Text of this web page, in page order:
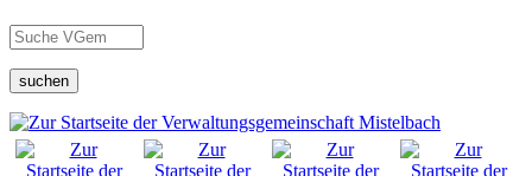
suchen